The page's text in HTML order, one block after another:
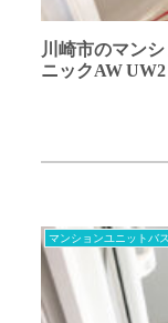
川崎市のマン
ニックAW
マンションユニットバ